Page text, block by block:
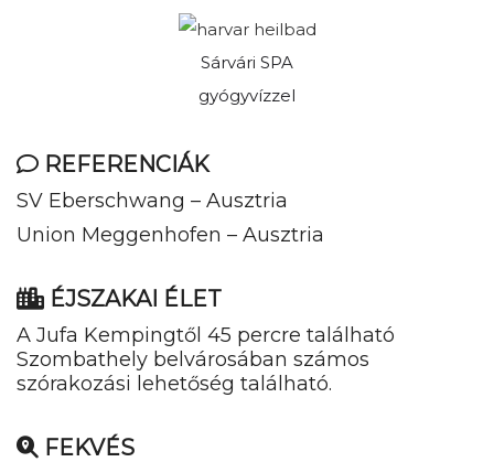
Sárvári SPA
gyógyvízzel
REFERENCIÁK
SV Eberschwang – Ausztria
Union Meggenhofen – Ausztria
ÉJSZAKAI ÉLET
A Jufa Kempingtől 45 percre található
Szombathely belvárosában számos
szórakozási lehetőség található.
FEKVÉS